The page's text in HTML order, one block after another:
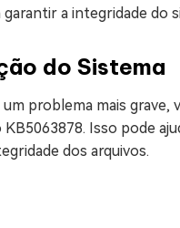
a integridade do
do Sistema
um problema mais
Isso pode
dos arquivos.